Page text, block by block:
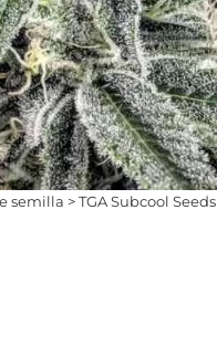
semilla > TGA Subcool Seeds